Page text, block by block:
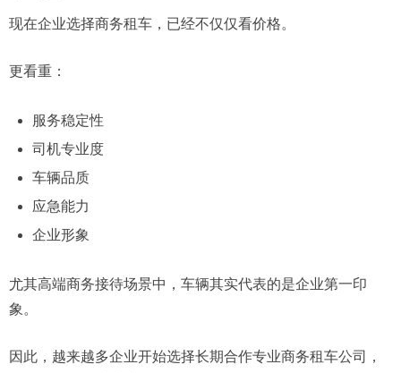
现在企业选择商务租车，已经不仅仅看价格。
更看重：
服务稳定性
司机专业度
车辆品质
应急能力
企业形象
尤其高端商务接待场景中，车辆其实代表的是企业第一印
象。
因此，越来越多企业开始选择长期合作专业商务租车公司，